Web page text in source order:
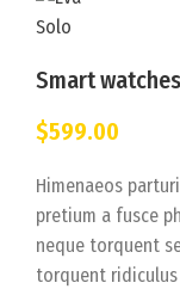
Smart
$599.00
Himenaeos
pretium a fusce
neque torquent
torquent